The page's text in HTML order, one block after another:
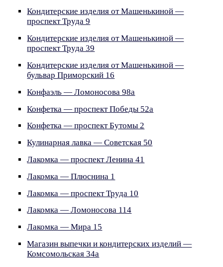
Кондитерские изделия от Машенькиной —
проспект Труда 9
Кондитерские изделия от Машенькиной —
проспект Труда 39
Кондитерские изделия от Машенькиной —
бульвар Приморский 16
Конфаэль — Ломоносова 98а
Конфетка — проспект Победы 52а
Конфетка — проспект Бутомы 2
Кулинарная лавка — Советская 50
Лакомка — проспект Ленина 41
Лакомка — Плюснина 1
Лакомка — проспект Труда 10
Лакомка — Ломоносова 114
Лакомка — Мира 15
Магазин выпечки и кондитерских изделий —
Комсомольская 34а